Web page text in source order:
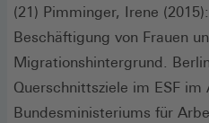
(21) Pimminger, Irene
Beschäftigung von Frauen
Migrationshintergrund.
Querschnittsziele im ESF im
Bundesministeriums für